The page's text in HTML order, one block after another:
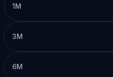
1M
3M
6M